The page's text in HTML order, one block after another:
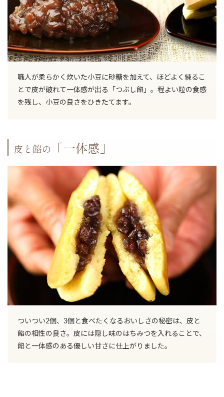
職人が柔らかく炊いた小豆に砂糖を加えて、ほどよく練るこ
とで皮が破れて一体感が出る「つぶし餡」。程よい粒の食感
を残し、小豆の良さをひきたてます。
皮と餡の 「一体感」
ついつい2個、3個と食べたくなるおいしさの秘密は、皮と
餡の相性の良さ。皮には隠し味のはちみつを入れることで、
餡と一体感のある優しい甘さに仕上がりました。